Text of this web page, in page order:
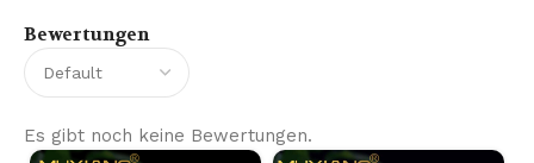
Bewertungen
Es gibt noch keine Bewertungen.